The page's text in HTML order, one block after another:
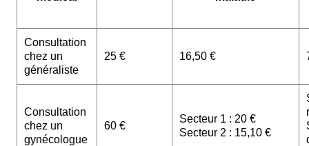
Consultation
chez un
généraliste
25 € 16,50 €
Consultation
chez un
gynécologue
60 €
Secteur 1 : 20 €
Secteur 2 : 15,10 €